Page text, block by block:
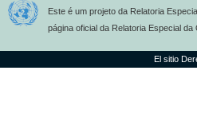
Este é um projeto da Relatoria
página oficial da Relatoria Especial
El sitio